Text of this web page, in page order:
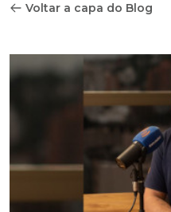
Voltar a capa do Blog